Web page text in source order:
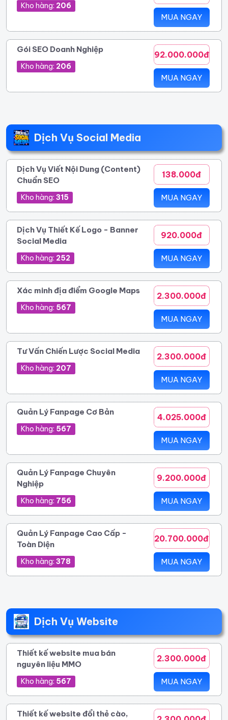
Kho hàng: 206
MUA NGAY
Gói SEO Doanh Nghiệp
Kho hàng: 206
92.000.000đ
MUA NGAY
Dịch Vụ Social Media
Dịch Vụ Viết Nội Dung (Content)
Chuẩn SEO
Kho hàng: 315
138.000đ
MUA NGAY
Dịch Vụ Thiết Kế Logo - Banner
Social Media
Kho hàng: 252
920.000đ
MUA NGAY
Xác minh địa điểm Google Maps
Kho hàng: 567
2.300.000đ
MUA NGAY
Tư Vấn Chiến Lược Social Media
Kho hàng: 207
2.300.000đ
MUA NGAY
Quản Lý Fanpage Cơ Bản
Kho hàng: 567
4.025.000đ
MUA NGAY
Quản Lý Fanpage Chuyên
Nghiệp
Kho hàng: 756
9.200.000đ
MUA NGAY
Quản Lý Fanpage Cao Cấp -
Toàn Diện
Kho hàng: 378
20.700.000đ
MUA NGAY
Dịch Vụ Website
Thiết kế website mua bán
nguyên liệu MMO
Kho hàng: 567
2.300.000đ
MUA NGAY
Thiết kế website đổi thẻ cào,